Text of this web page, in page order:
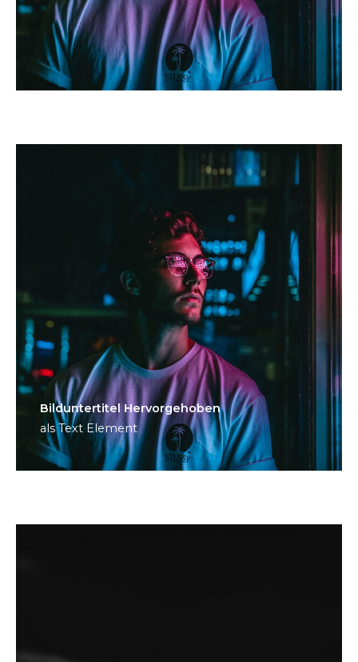
Bild­unter­titel Hervorgehoben
als Text Element